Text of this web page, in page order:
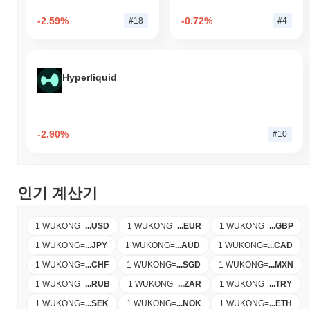
-2.59% #18 -0.72% #4
Hyperliquid
-2.90% #10
인기 계산기
1 WUKONG=...USD 1 WUKONG=...EUR 1 WUKONG=...GBP
1 WUKONG=...JPY 1 WUKONG=...AUD 1 WUKONG=...CAD
1 WUKONG=...CHF 1 WUKONG=...SGD 1 WUKONG=...MXN
1 WUKONG=...RUB 1 WUKONG=...ZAR 1 WUKONG=...TRY
1 WUKONG=...SEK 1 WUKONG=...NOK 1 WUKONG=...ETH